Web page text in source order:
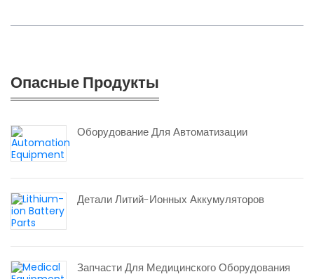
Опасные Продукты
Оборудование Для Автоматизации
Детали Литий-Ионных Аккумуляторов
Запчасти Для Медицинского Оборудования